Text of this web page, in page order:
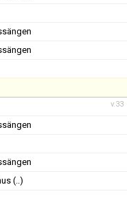
v.33
(..)